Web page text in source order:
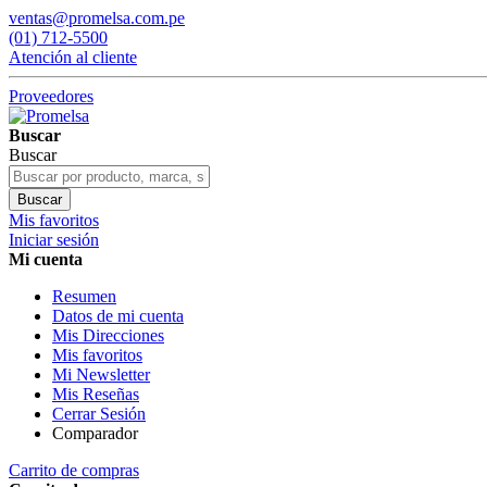
ventas@promelsa.com.pe
(01) 712-5500
Atención al cliente
Proveedores
Buscar
Buscar
Buscar
Mis favoritos
Iniciar sesión
Mi cuenta
Resumen
Datos de mi cuenta
Mis Direcciones
Mis favoritos
Mi Newsletter
Mis Reseñas
Cerrar Sesión
Comparador
Carrito de compras